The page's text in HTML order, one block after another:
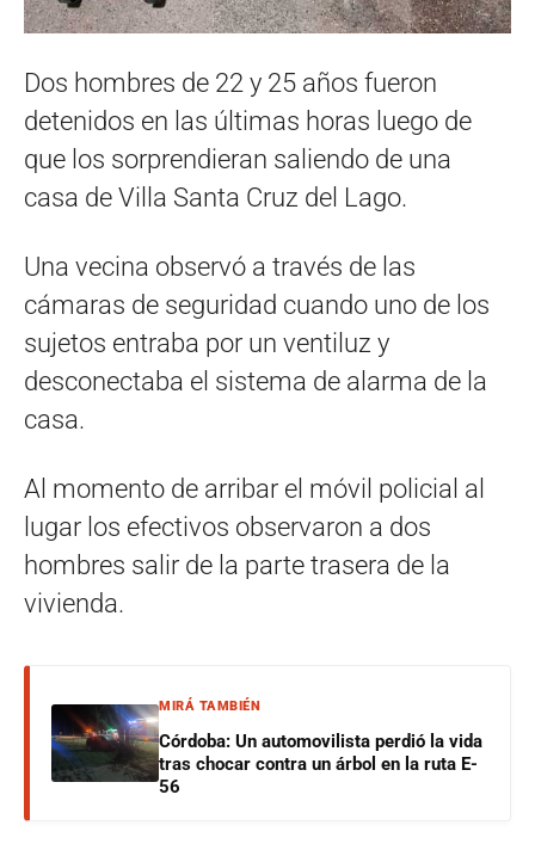
Dos hombres de 22 y 25 años fueron
detenidos en las últimas horas luego de
que los sorprendieran saliendo de una
casa de Villa Santa Cruz del Lago.
Una vecina observó a través de las
cámaras de seguridad cuando uno de los
sujetos entraba por un ventiluz y
desconectaba el sistema de alarma de la
casa.
Al momento de arribar el móvil policial al
lugar los efectivos observaron a dos
hombres salir de la parte trasera de la
vivienda.
MIRÁ TAMBIÉN
Córdoba: Un automovilista perdió la vida
tras chocar contra un árbol en la ruta E-
56